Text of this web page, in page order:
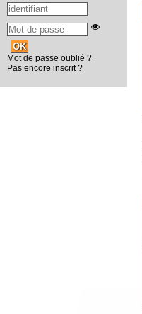
Mot de passe oublié ?
Pas encore inscrit ?